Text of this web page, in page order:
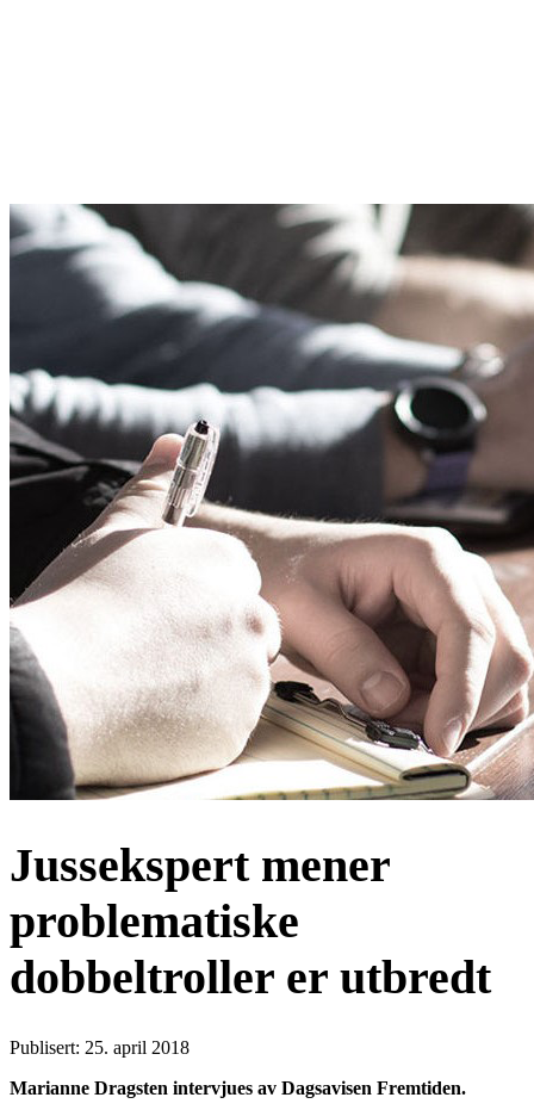
Jussekspert mener
problematiske
dobbeltroller er utbredt
Publisert: 25. april 2018
Marianne Dragsten intervjues av Dagsavisen Fremtiden.